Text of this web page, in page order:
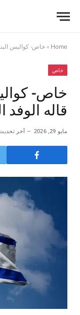
Home
» خاص- كواليس
خاص
خاص-
قاله الوفد
مايو 29, 2026 آخر